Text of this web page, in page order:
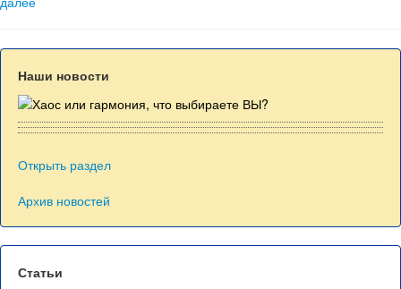
Наши новости
Открыть раздел
Архив новостей
Статьи